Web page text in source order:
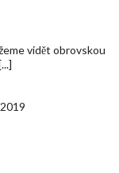
vidět obrovskou